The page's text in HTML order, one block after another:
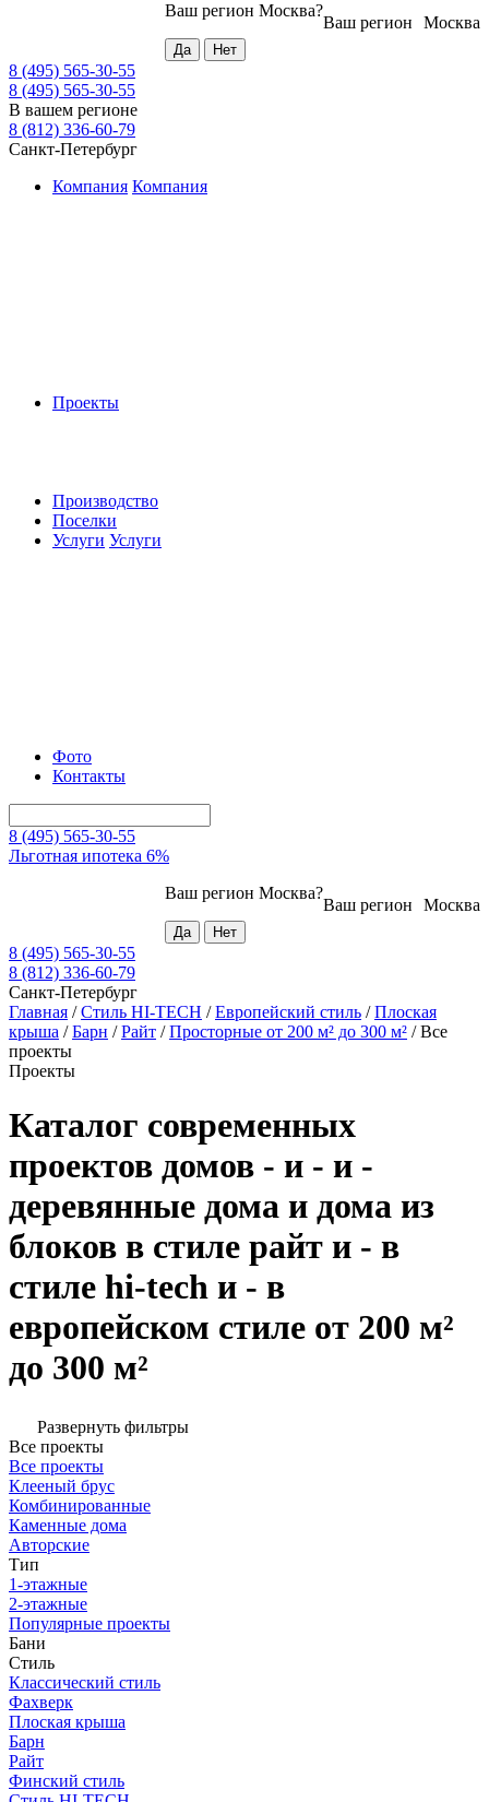
Москва
Ваш регион
Ваш регион Москва?
8 (495) 565-30-55
8 (495) 565-30-55
В вашем регионе
8 (812) 336-60-79
Санкт-Петербург
Компания Компания
Проекты
Производство
Поселки
Услуги Услуги
Фото
Контакты
8 (495) 565-30-55
Льготная ипотека 6%
Москва
Ваш регион
Ваш регион Москва?
8 (495) 565-30-55
8 (812) 336-60-79
Санкт-Петербург
Главная /Стиль HI-TECH /Европейский стиль /Плоская
крыша /Барн /Райт /Просторные от 200 м² до 300 м² /Все
проекты
Проекты
Каталог современных
проектов домов - и - и -
деревянные дома и дома из
блоков в стиле райт и - в
стиле hi-tech и - в
европейском стиле от 200 м²
до 300 м²
Развернуть фильтры
Все проекты
Все проекты
Клееный брус
Комбинированные
Каменные дома
Авторские
Тип
1-этажные
2-этажные
Популярные проекты
Бани
Стиль
Классический стиль
Фахверк
Плоская крыша
Барн
Райт
Финский стиль